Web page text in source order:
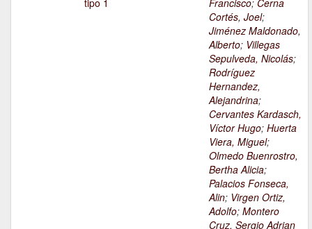
tipo 1
Francisco; Cerna
Cortés, Joel;
Jiménez Maldonado,
Alberto; Villegas
Sepulveda, Nicolás;
Rodríguez
Hernandez,
Alejandrina;
Cervantes Kardasch,
Víctor Hugo; Huerta
Viera, Miguel;
Olmedo Buenrostro,
Bertha Alicia;
Palacios Fonseca,
Alin; Virgen Ortiz,
Adolfo; Montero
Cruz, Sergio Adrian